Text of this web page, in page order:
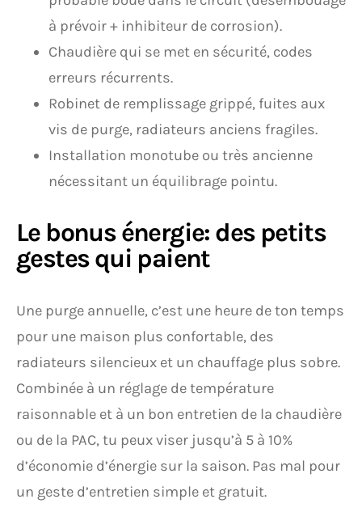
à prévoir + inhibiteur de corrosion).
Chaudière qui se met en sécurité, codes
erreurs récurrents.
Robinet de remplissage grippé, fuites aux
vis de purge, radiateurs anciens fragiles.
Installation monotube ou très ancienne
nécessitant un équilibrage pointu.
Le bonus énergie: des petits
gestes qui paient
Une purge annuelle, c’est une heure de ton temps
pour une maison plus confortable, des
radiateurs silencieux et un chauffage plus sobre.
Combinée à un réglage de température
raisonnable et à un bon entretien de la chaudière
ou de la PAC, tu peux viser jusqu’à 5 à 10%
d’économie d’énergie sur la saison. Pas mal pour
un geste d’entretien simple et gratuit.